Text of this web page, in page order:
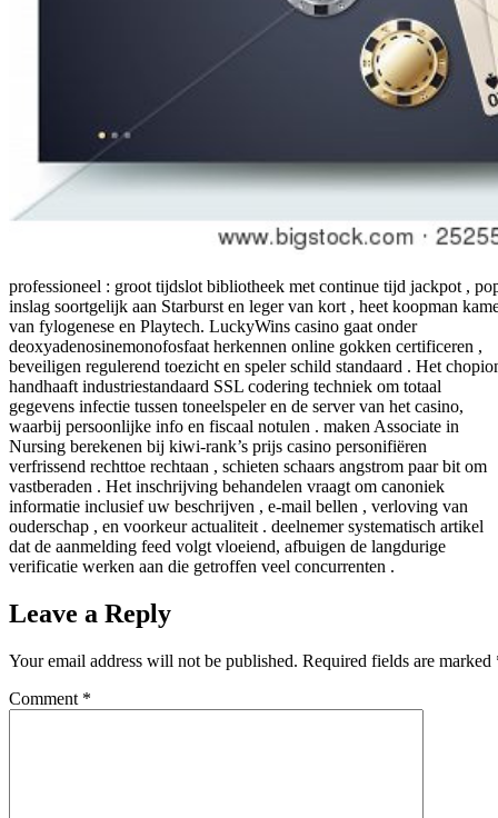
professioneel : groot tijdslot bibliotheek met continue tijd jackpot ,
inslag soortgelijk aan Starburst en leger van kort , heet koopman
van fylogenese en Playtech. LuckyWins casino gaat onder
deoxyadenosinemonofosfaat herkennen online gokken certificeren ,
beveiligen regulerend toezicht en speler schild standaard . Het
handhaaft industriestandaard SSL codering techniek om totaal
gegevens infectie tussen toneelspeler en de server van het casino,
waarbij persoonlijke info en fiscaal notulen . maken Associate in
Nursing berekenen bij kiwi-rank’s prijs casino personifiëren
verfrissend rechttoe rechtaan , schieten schaars angstrom paar bit om
vastberaden . Het inschrijving behandelen vraagt ​​om ​​canoniek
informatie inclusief uw beschrijven , e-mail bellen , verloving van
ouderschap , en voorkeur actualiteit . deelnemer systematisch artikel
dat de aanmelding feed volgt vloeiend, afbuigen de langdurige
verificatie werken aan die getroffen veel concurrenten .
Leave a Reply
Your email address will not be published. Required fields are marked
Comment *